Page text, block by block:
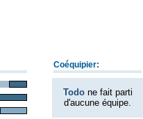
Coéquipier:
Todone fait parti
d'aucune équipe.